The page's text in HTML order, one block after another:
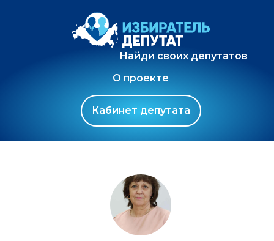
Найди своих депутатов
О проекте
Кабинет депутата